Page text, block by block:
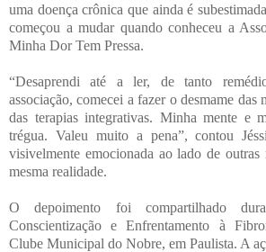
uma doença crônica que ainda é
começou a mudar quando conheceu a
Minha Dor Tem Pressa.
“Desaprendi até a ler, de tanto
associação, comecei a fazer o desmame das
das terapias integrativas. Minha mente e
trégua. Valeu muito a pena”, contou
visivelmente emocionada ao lado de
mesma realidade.
O depoimento foi compartilhado
Conscientização e Enfrentamento à
Clube Municipal do Nobre, em Paulista. A